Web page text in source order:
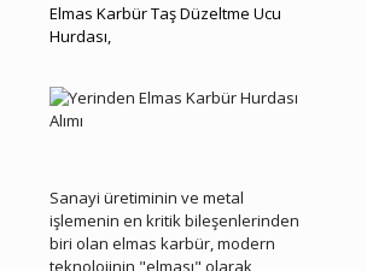
Elmas Karbür Taş Düzeltme Ucu
Hurdası,
Sanayi üretiminin ve metal
işlemenin en kritik bileşenlerinden
biri olan elmas karbür, modern
teknolojinin "elması" olarak